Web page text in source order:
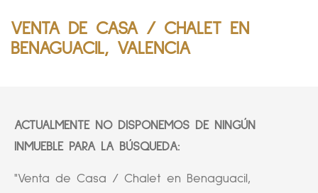
VENTA DE CASA / CHALET EN
BENAGUACIL, VALENCIA
ACTUALMENTE NO DISPONEMOS DE NINGÚN
INMUEBLE PARA LA BÚSQUEDA:
"Venta de Casa / Chalet en Benaguacil,